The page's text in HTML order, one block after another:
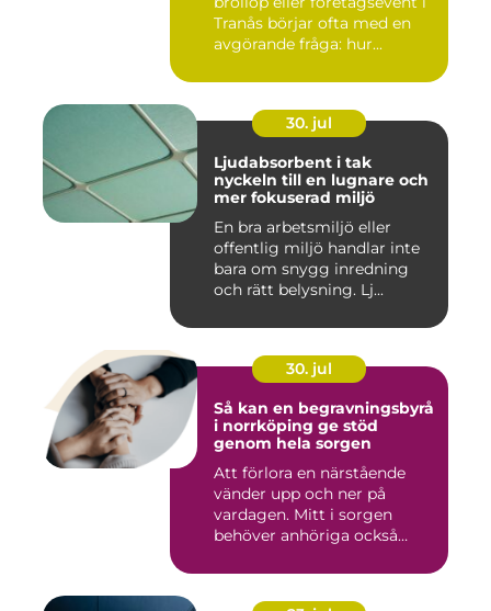
Tranås börjar ofta med en
avgörande fråga: hur...
30. jul
Ljudabsorbent i tak
nyckeln till en lugnare och
mer fokuserad miljö
En bra arbetsmiljö eller
offentlig miljö handlar inte
bara om snygg inredning
och rätt belysning. Lj...
30. jul
Så kan en begravningsbyrå
i norrköping ge stöd
genom hela sorgen
Att förlora en närstående
vänder upp och ner på
vardagen. Mitt i sorgen
behöver anhöriga också